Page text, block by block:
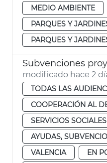
MEDIO AMBIENTE
PARQUES Y
PARQUES Y
modificado hace 2
TODAS LAS
COOPERACIÓN AL
SERVICIOS SOCIALES
AYUDAS,
VALENCIA
EN